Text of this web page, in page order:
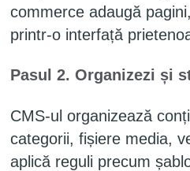
commerce adaugă
printr-o interfață
Pasul 2. Organizezi și
CMS-ul organizează
categorii, fișiere media,
aplică reguli precum